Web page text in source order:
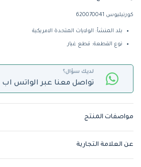
كورنيليوس 620070041
بلد المنشأ: الولايات المتحدة الامريكية
نوع القطعة: قطع غيار
لديك سؤال؟
تواصل معنا عبر الواتس اب
مواصفات المنتج
عن العلامة التجارية